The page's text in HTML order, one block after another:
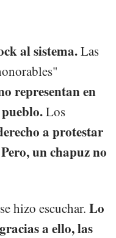
al sistema.Las
representan en
Los
a protestar
un chapuz no
hizo escuchar. Lo
a ello, las